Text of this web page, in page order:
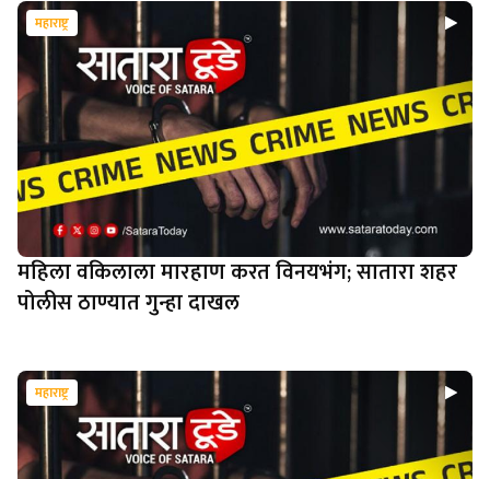
महाराष्ट्र
महिला वकिलाला मारहाण करत विनयभंग; सातारा शहर
पोलीस ठाण्यात गुन्हा दाखल
महाराष्ट्र